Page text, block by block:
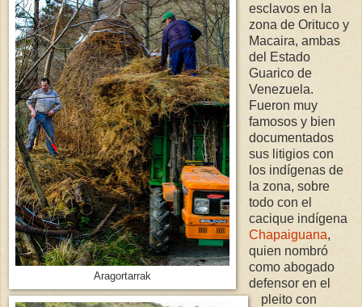
Aragortarrak
esclavos en la
zona de Orituco y
Macaira, ambas
del Estado
Guarico de
Venezuela.
Fueron muy
famosos y bien
documentados
sus litigios con
los indígenas de
la zona, sobre
todo con el
cacique indígena
Chapaiguana,
quien nombró
como abogado
defensor en el
pleito con